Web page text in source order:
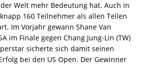
Welt mehr Bedeutung hat. Auch in
160 Teilnehmer als allen Teilen
Im Vorjahr gewann Shane Van
im Finale gegen Chang Jung-Lin (TW)
sicherte sich damit seinen
bei den US Open. Der Gewinner